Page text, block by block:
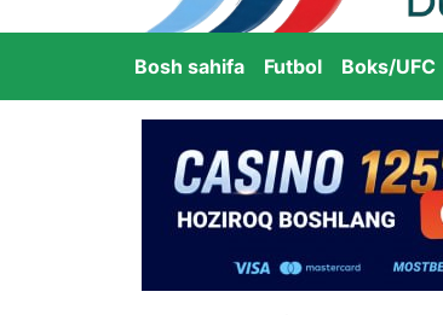
Bosh sahifa Futbol Boks/UFC